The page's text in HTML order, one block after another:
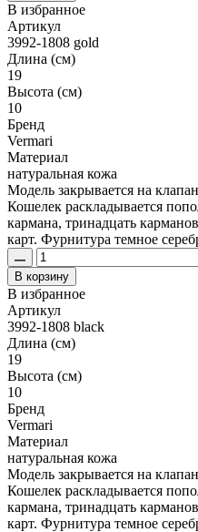
В избранное
Артикул
3992-1808 gold
Длина (см)
19
Высота (см)
10
Бренд
Vermari
Материал
натуральная кожа
Модель закрывается на
Кошелек раскладывается
кармана, тринадцать
карт. Фурнитура темное
В корзину
В избранное
Артикул
3992-1808 black
Длина (см)
19
Высота (см)
10
Бренд
Vermari
Материал
натуральная кожа
Модель закрывается на
Кошелек раскладывается
кармана, тринадцать
карт. Фурнитура темное